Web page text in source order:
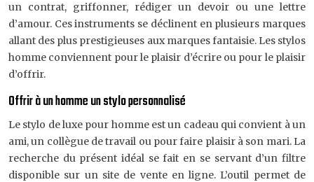
un contrat, griffonner, rédiger un devoir ou une lettre
d’amour. Ces instruments se déclinent en plusieurs marques
allant des plus prestigieuses aux marques fantaisie. Les stylos
homme conviennent pour le plaisir d’écrire ou pour le plaisir
d’offrir.
Offrir à un homme un stylo personnalisé
Le stylo de luxe pour homme est un cadeau qui convient à un
ami, un collègue de travail ou pour faire plaisir à son mari. La
recherche du présent idéal se fait en se servant d’un filtre
disponible sur un site de vente en ligne. L’outil permet de